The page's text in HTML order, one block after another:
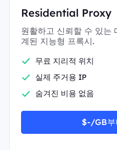
Residential Proxy
원활하고 신뢰할 수 있는
계된 지능형 프록시.
무료 지리적 위치
실제 주거용 IP
숨겨진 비용 없음
$-/GB부